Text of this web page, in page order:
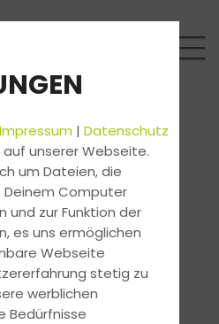
Impressum |Datenschutz
unserer Webseite.
um Dateien, die
Computer
und zur Funktion der
es uns ermöglichen
Webseite
stetig zu
werblichen
Bedürfnisse